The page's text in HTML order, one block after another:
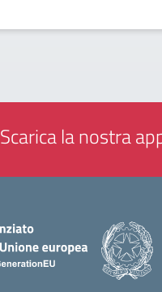
Scarica la nostra